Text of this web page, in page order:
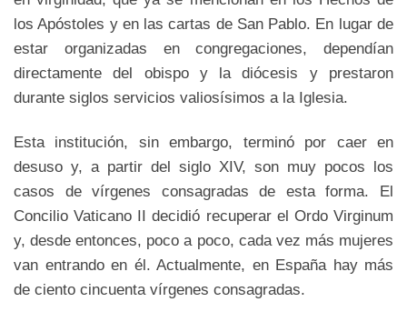
los Apóstoles y en las cartas de San Pablo. En lugar de
estar organizadas en congregaciones, dependían
directamente del obispo y la diócesis y prestaron
durante siglos servicios valiosísimos a la Iglesia.
Esta institución, sin embargo, terminó por caer en
desuso y, a partir del siglo XIV, son muy pocos los
casos de vírgenes consagradas de esta forma. El
Concilio Vaticano II decidió recuperar el Ordo Virginum
y, desde entonces, poco a poco, cada vez más mujeres
van entrando en él. Actualmente, en España hay más
de ciento cincuenta vírgenes consagradas.